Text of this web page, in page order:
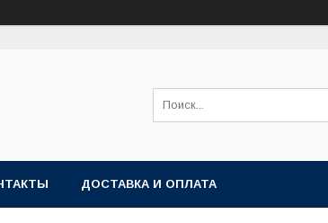
ДОСТАВКА И ОПЛАТА